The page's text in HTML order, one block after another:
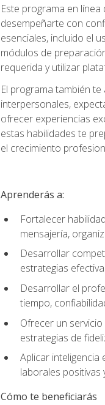
Este programa en
desempeñarte con
esenciales, incluido el
módulos de
requerida y utilizar
El programa también
interpersonales,
ofrecer experiencias
estas habilidades te
el crecimiento
Aprenderás a:
Fortalecer
mensajería,
Desarrollar
estrategias
Desarrollar el
tiempo,
Ofrecer un
estrategias de
Aplicar
laborales
Cómo te beneficiarás